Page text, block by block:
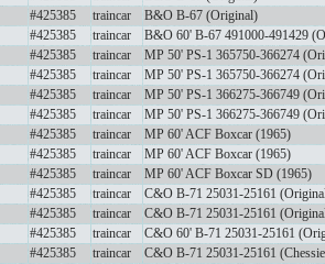
#425385 traincar
B&O B-67 (Original)
#425385 traincar
B&O 60' B-67 491000-491429
#425385 traincar
MP 50' PS-1 365750-366274
#425385 traincar
MP 50' PS-1 365750-366274
#425385 traincar
MP 50' PS-1 366275-366749
#425385 traincar
MP 50' PS-1 366275-366749
#425385 traincar
MP 60' ACF Boxcar (1965)
#425385 traincar
MP 60' ACF Boxcar (1965)
#425385 traincar
MP 60' ACF Boxcar SD (1965)
#425385 traincar
C&O B-71 25031-25161
#425385 traincar
C&O B-71 25031-25161
#425385 traincar
C&O 60' B-71 25031-25161
#425385 traincar
C&O B-71 25031-25161